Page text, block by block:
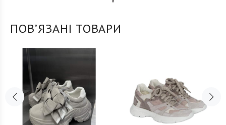
ПОВʼЯЗАНІ ТОВАРИ